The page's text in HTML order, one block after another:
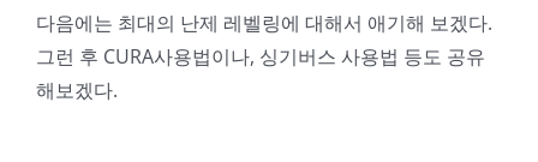
다음에는 최대의 난제 레벨링에 대해서 애기해 보겠다.
그런 후 CURA사용법이나, 싱기버스 사용법 등도 공유
해보겠다.